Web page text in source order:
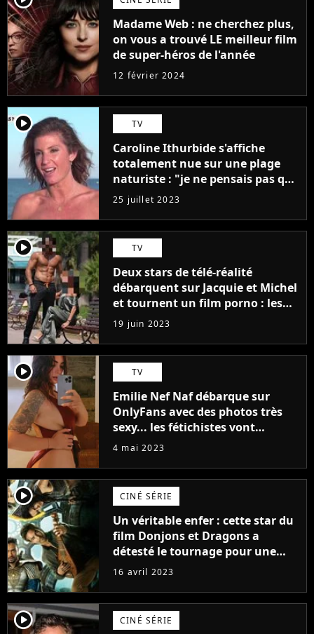
Madame Web : ne cherchez plus,
on vous a trouvé LE meilleur film
de super-héros de l'année
12 février 2024
player2 TV
Caroline Ithurbide s'affiche
totalement nue sur une plage
naturiste : "je ne pensais pas que
j'arriverais à le faire..."
25 juillet 2023
player2 TV
Deux stars de télé-réalité
débarquent sur Jacquie et Michel
et tournent un film porno : les
premières images du tournage
(exclu)
19 juin 2023
player2 TV
Emilie Nef Naf débarque sur
OnlyFans avec des photos très
sexy... les fétichistes vont
prendre leur pied !
4 mai 2023
player2 CINÉ SÉRIE
Un véritable enfer : cette star du
film Donjons et Dragons a
détesté le tournage pour une
raison très spéciale
16 avril 2023
player2 CINÉ SÉRIE